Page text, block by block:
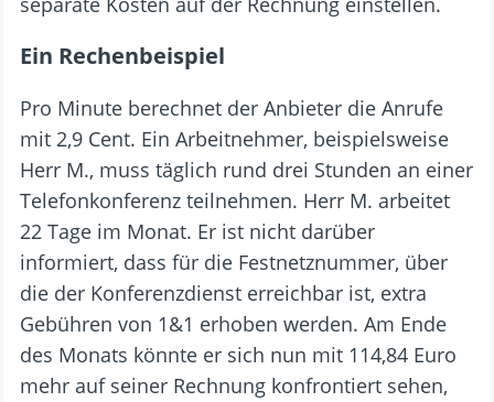
Ein Rechenbeispiel
Pro Minute berechnet der Anbieter die Anrufe
mit 2,9 Cent. Ein Arbeitnehmer, beispielsweise
Herr M., muss täglich rund drei Stunden an einer
Telefonkonferenz teilnehmen. Herr M. arbeitet
22 Tage im Monat. Er ist nicht darüber
informiert, dass für die Festnetznummer, über
die der Konferenzdienst erreichbar ist, extra
Gebühren von 1&1 erhoben werden. Am Ende
des Monats könnte er sich nun mit 114,84 Euro
mehr auf seiner Rechnung konfrontiert sehen,